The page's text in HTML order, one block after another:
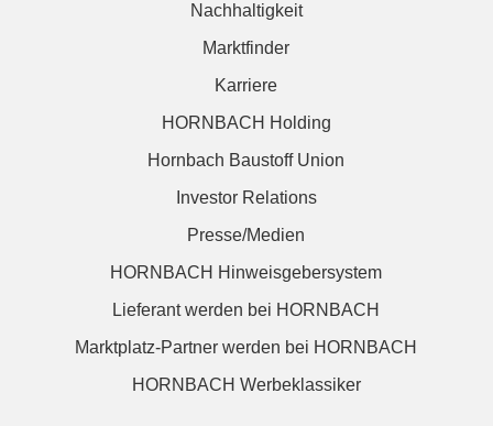
Nachhaltigkeit
Marktfinder
Karriere
HORNBACH Holding
Hornbach Baustoff Union
Investor Relations
Presse/Medien
HORNBACH Hinweisgebersystem
Lieferant werden bei HORNBACH
Marktplatz-Partner werden bei HORNBACH
HORNBACH Werbeklassiker